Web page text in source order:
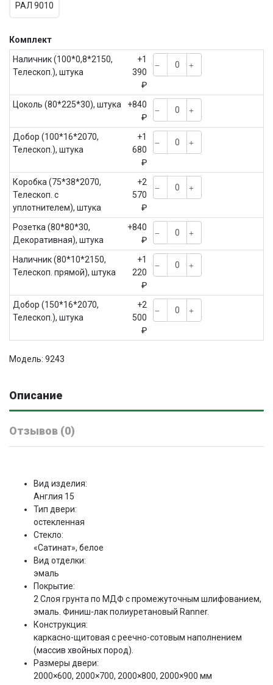
РАЛ 9010
Комплект
Наличник (100*0,8*2150,
Телескоп.), штука
+1
390
₽
Цоколь (80*225*30), штука
+840
₽
Добор (100*16*2070,
Телескоп.), штука
+1
680
₽
Коробка (75*38*2070,
Телескоп. с
уплотнителем), штука
+2
570
₽
Розетка (80*80*30,
Декоративная), штука
+840
₽
Наличник (80*10*2150,
Телескоп. прямой), штука
+1
220
₽
Добор (150*16*2070,
Телескоп.), штука
+2
500
₽
Модель: 9243
Описание
Отзывов (0)
Вид изделия:
Англия 15
Тип двери:
остекленная
Стекло:
«Сатинат», белое
Вид отделки:
эмаль
Покрытие:
2 Слоя грунта по МДФ с промежуточным шлифованием,
эмаль. Финиш-лак полиуретановый Ranner.
Конструкция:
каркасно-щитовая с реечно-сотовым наполнением
(массив хвойных пород).
Размеры двери:
2000×600, 2000×700, 2000×800, 2000×900 мм